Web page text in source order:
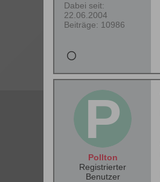
Dabei seit:
22.06.2004
Beiträge: 10986
Pollton
Registrierter
Benutzer